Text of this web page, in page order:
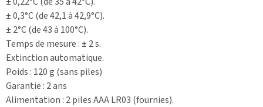
± 0,3°C (de 42,1 à 42,9°C).
± 2°C (de 43 à 100°C).
Temps de mesure : ± 2 s.
Extinction automatique.
Poids : 120 g (sans piles)
Garantie : 2 ans
Alimentation : 2 piles AAA LR03 (fournies).